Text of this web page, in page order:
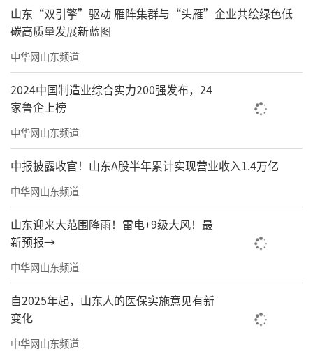
山东“双引擎”驱动 雁阵集群与“头雁”企业共绘绿色低
碳高质量发展新蓝图
中华网山东频道
2024中国制造业综合实力200强发布，24
家鲁企上榜
中华网山东频道
中报披露收官！山东A股半年累计实现营业收入1.4万亿
中华网山东频道
山东迎来大范围降雨！雷电+9级大风！最
新预报→
中华网山东频道
自2025年起，山东人的医保实施意见有新
变化
中华网山东频道